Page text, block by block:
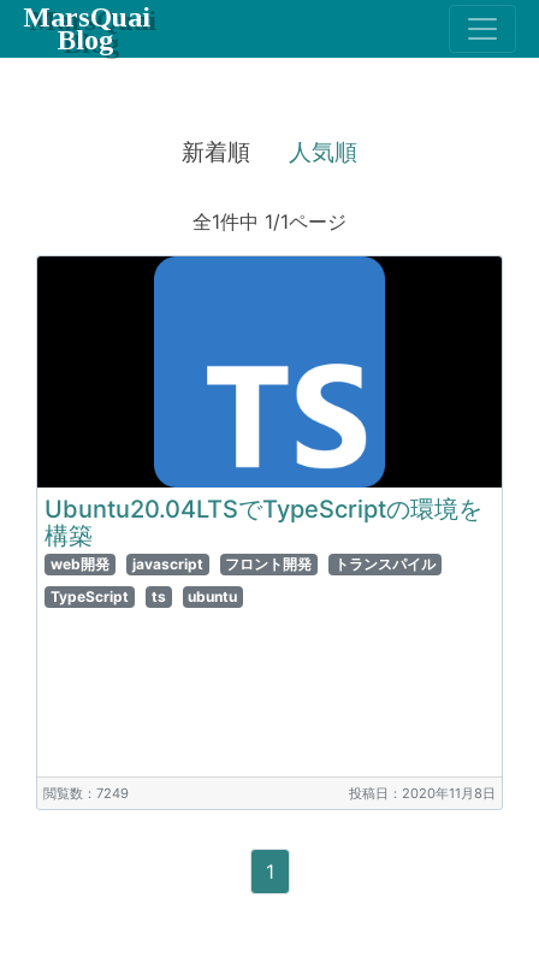
MarsQuai
Blog
新着順 人気順
全1件中 1/1ページ
Ubuntu20.04LTSでTypeScriptの環境を
構築
web開発 javascript フロント開発
トランスパイル
TypeScript
ts ubuntu
閲覧数：7249 投稿日：2020年11月8日
1